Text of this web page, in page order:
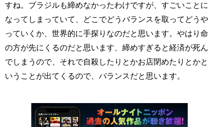
すね。ブラジルも締めなかったわけですが、すごいことに
なってしまっていて、どこでどうバランスを取ってどうや
っていくか、世界的に手探りなのだと思います。やはり命
の方が先にくるのだと思います、締めすぎると経済が死ん
でしまうので、それで自殺したりとかお店閉めたりとかと
いうことが出てくるので、バランスだと思います。